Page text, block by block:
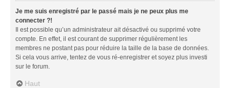
Je me suis enregistré par le passé mais je ne peux plus me
connecter ?!
Il est possible qu’un administrateur ait désactivé ou supprimé votre
compte. En effet, il est courant de supprimer régulièrement les
membres ne postant pas pour réduire la taille de la base de données.
Si cela vous arrive, tentez de vous ré-enregistrer et soyez plus investi
sur le forum.
Haut